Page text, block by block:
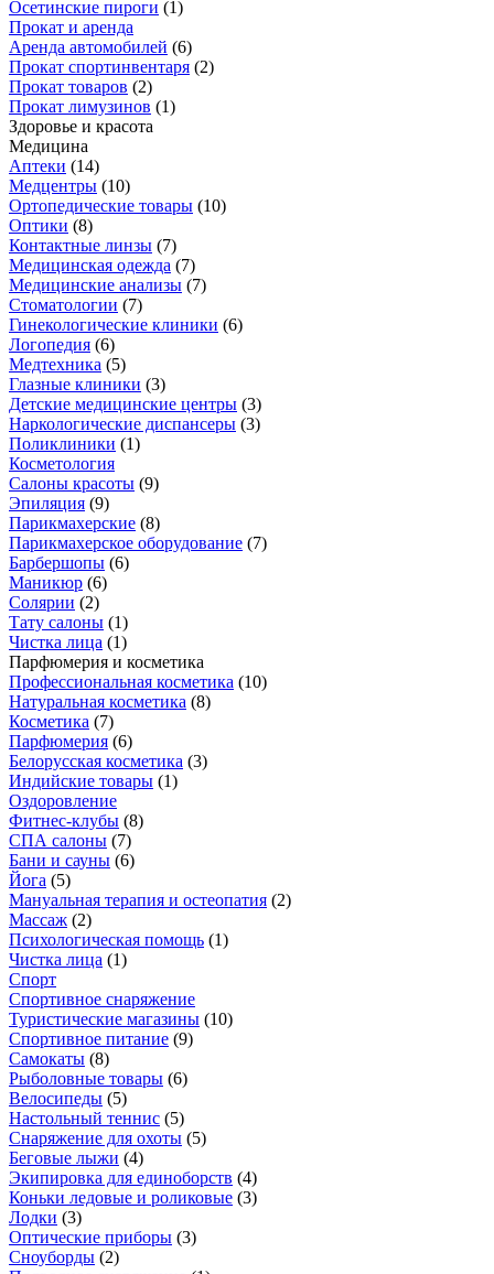
Осетинские пироги (1)
Прокат и аренда
Аренда автомобилей (6)
Прокат спортинвентаря (2)
Прокат товаров (2)
Прокат лимузинов (1)
Здоровье и красота
Медицина
Аптеки (14)
Медцентры (10)
Ортопедические товары (10)
Оптики (8)
Контактные линзы (7)
Медицинская одежда (7)
Медицинские анализы (7)
Стоматологии (7)
Гинекологические клиники (6)
Логопедия (6)
Медтехника (5)
Глазные клиники (3)
Детские медицинские центры (3)
Наркологические диспансеры (3)
Поликлиники (1)
Косметология
Салоны красоты (9)
Эпиляция (9)
Парикмахерские (8)
Парикмахерское оборудование (7)
Барбершопы (6)
Маникюр (6)
Солярии (2)
Тату салоны (1)
Чистка лица (1)
Парфюмерия и косметика
Профессиональная косметика (10)
Натуральная косметика (8)
Косметика (7)
Парфюмерия (6)
Белорусская косметика (3)
Индийские товары (1)
Оздоровление
Фитнес-клубы (8)
СПА салоны (7)
Бани и сауны (6)
Йога (5)
Мануальная терапия и остеопатия (2)
Массаж (2)
Психологическая помощь (1)
Чистка лица (1)
Спорт
Спортивное снаряжение
Туристические магазины (10)
Спортивное питание (9)
Самокаты (8)
Рыболовные товары (6)
Велосипеды (5)
Настольный теннис (5)
Снаряжение для охоты (5)
Беговые лыжи (4)
Экипировка для единоборств (4)
Коньки ледовые и роликовые (3)
Лодки (3)
Оптические приборы (3)
Сноуборды (2)